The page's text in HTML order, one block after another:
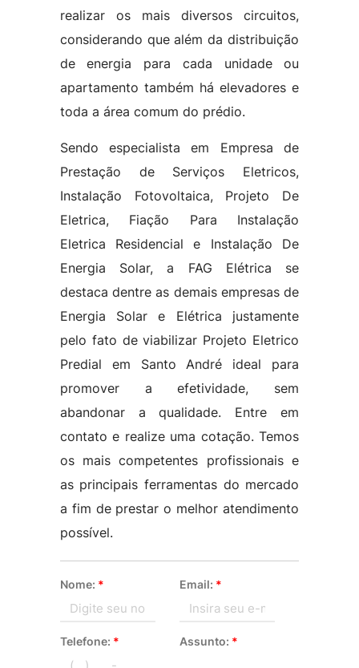
realizar os mais diversos circuitos,
considerando que além da distribuição
de energia para cada unidade ou
apartamento também há elevadores e
toda a área comum do prédio.
Sendo especialista em Empresa de
Prestação de Serviços Eletricos,
Instalação Fotovoltaica, Projeto De
Eletrica, Fiação Para Instalação
Eletrica Residencial e Instalação De
Energia Solar, a FAG Elétrica se
destaca dentre as demais empresas de
Energia Solar e Elétrica justamente
pelo fato de viabilizar Projeto Eletrico
Predial em Santo André ideal para
promover a efetividade, sem
abandonar a qualidade. Entre em
contato e realize uma cotação. Temos
os mais competentes profissionais e
as principais ferramentas do mercado
a fim de prestar o melhor atendimento
possível.
Nome: * Email: *
Telefone: * Assunto: *